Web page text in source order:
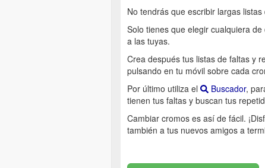
No tendrás que escribir largas
Solo tienes que elegir cualquiera
a las tuyas.
Crea después tus listas de faltas y
pulsando en tu móvil sobre cada
Por último utiliza el
Buscador,
tienen tus faltas y buscan tus
Cambiar cromos es así de fácil.
también a tus nuevos amigos a